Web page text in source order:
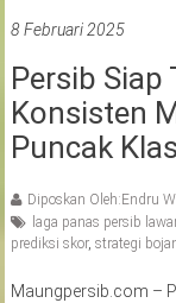
8 Februari 2025
Persib Siap
Konsisten
Puncak
Diposkan Oleh:Endru
laga panas persib
prediksi skor, strategi
Maungpersib.com –